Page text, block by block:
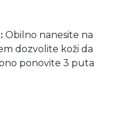
Obilno nanesite na
dozvolite koži da
ponovite 3 puta